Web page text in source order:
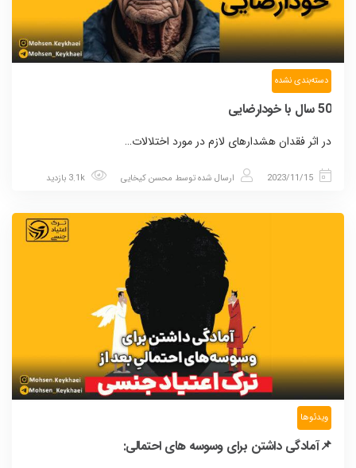
دسته‌بندی نشده
50 سال با خودارضایی
در اثر فقدان هشدارهای لازم در مورد اختلالات…
2023/11/15 ارسال شده توسط محسن کیخایی
ویدئوها
📌آمادگی داشتن برای وسوسه های احتمالی: